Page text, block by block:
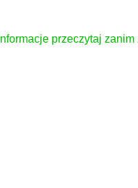
Informacje przeczytaj